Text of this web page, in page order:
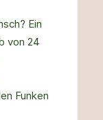
Ein
von 24
Funken